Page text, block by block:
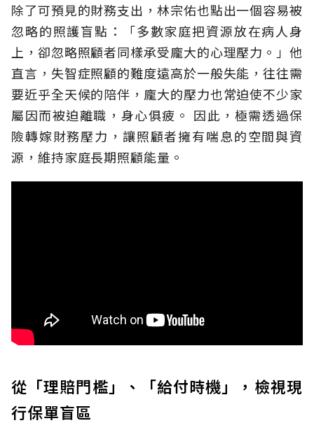
除了可預見的財務支出，林宗佑也點出一個容易被
忽略的照護盲點：「多數家庭把資源放在病人身
上，卻忽略照顧者同樣承受龐大的心理壓力。」他
直言，失智症照顧的難度遠高於一般失能，往往需
要近乎全天候的陪伴，龐大的壓力也常迫使不少家
屬因而被迫離職，身心俱疲。 因此，極需透過保
險轉嫁財務壓力，讓照顧者擁有喘息的空間與資
源，維持家庭長期照顧能量。
從「理賠門檻」、「給付時機」，檢視現
行保單盲區